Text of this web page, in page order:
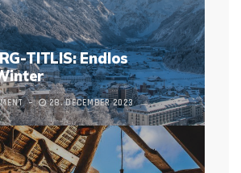
TITLIS: Endlos
28. DECEMBER 2023